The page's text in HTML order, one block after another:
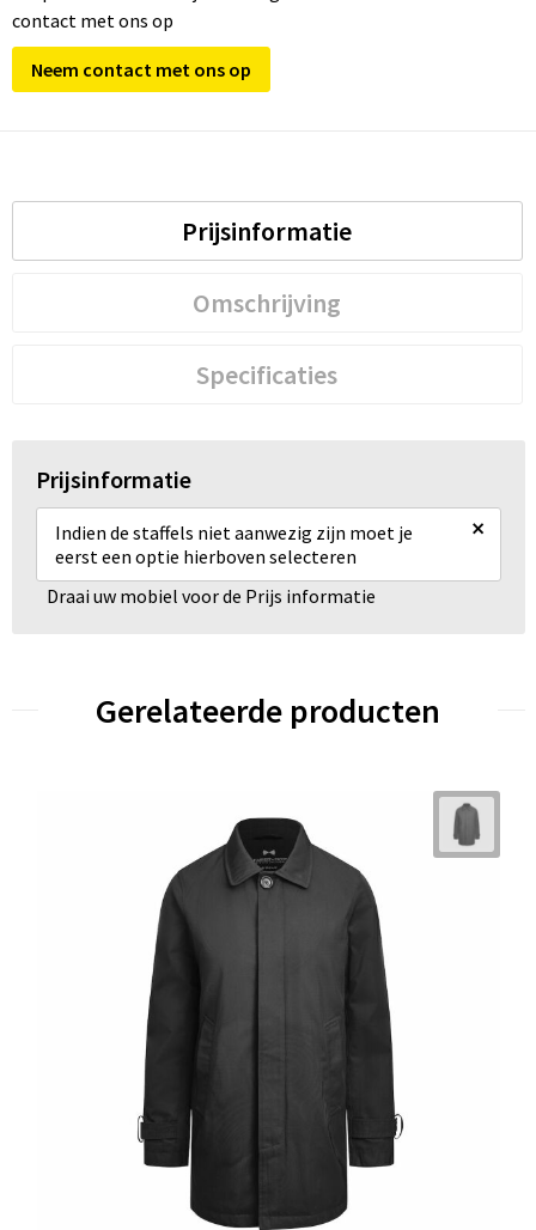
contact met ons op
Neem contact met ons op
Prijsinformatie
Omschrijving
Specificaties
Prijsinformatie
Indien de staffels niet aanwezig zijn moet je
eerst een optie hierboven selecteren
×
Draai uw mobiel voor de Prijs informatie
Gerelateerde producten